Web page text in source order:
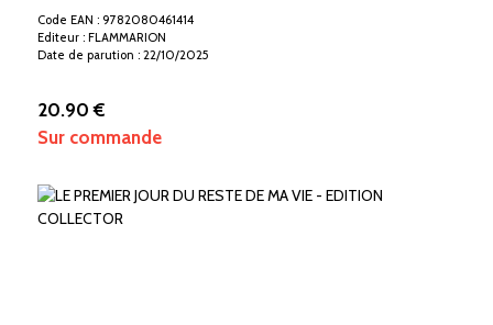
Code EAN : 9782080461414
Editeur : FLAMMARION
Date de parution : 22/10/2025
20.90 €
Sur commande